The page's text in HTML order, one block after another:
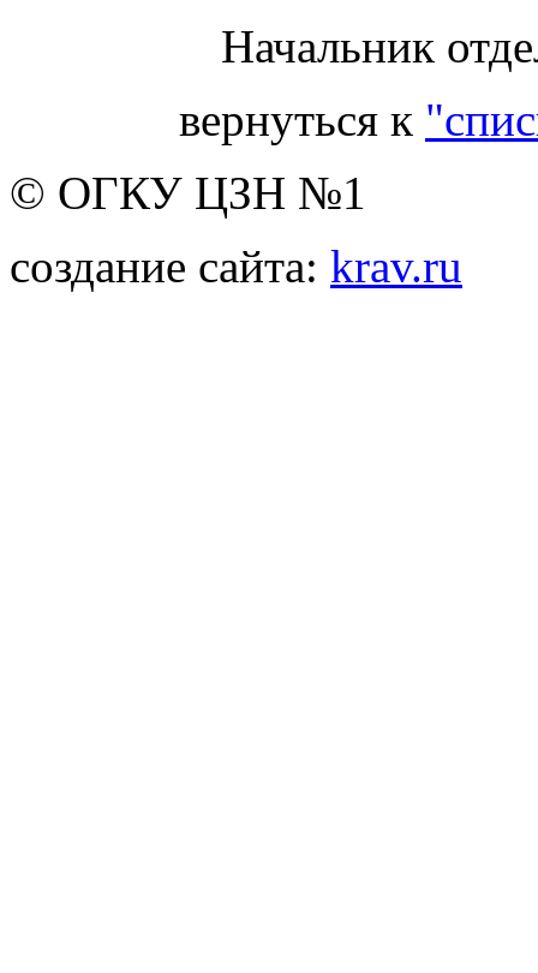
Начальник
вернуться к
© ОГКУ ЦЗН №1
создание сайта: krav.ru